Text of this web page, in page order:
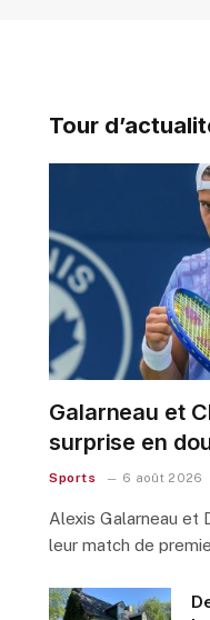
Tour
Galarneau et
surprise en
Sports 6 août 2026
Alexis Galarneau et
leur match de